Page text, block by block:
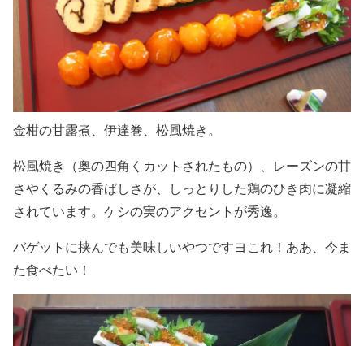
金柑の甘露煮、伊達巻、松風焼き。
松風焼き（奥の四角くカットされたもの）、レーズンの甘
さやくるみの香ばしさが、しっとりした鶏のひき肉に凝縮
されています。ケシの実のアクセントが秀逸。
バゲットに挟んでも美味しいやつですヨこれ！ああ、今ま
た食べたい！